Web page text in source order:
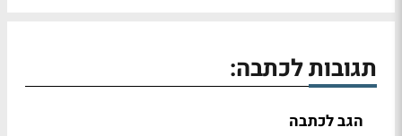
תגובות לכתבה:
הגב לכתבה